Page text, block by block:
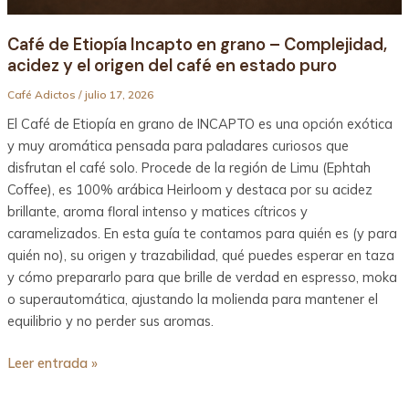
Café de Etiopía Incapto en grano – Complejidad,
acidez y el origen del café en estado puro
Café Adictos / julio 17, 2026
El Café de Etiopía en grano de INCAPTO es una opción exótica
y muy aromática pensada para paladares curiosos que
disfrutan el café solo. Procede de la región de Limu (Ephtah
Coffee), es 100% arábica Heirloom y destaca por su acidez
brillante, aroma floral intenso y matices cítricos y
caramelizados. En esta guía te contamos para quién es (y para
quién no), su origen y trazabilidad, qué puedes esperar en taza
y cómo prepararlo para que brille de verdad en espresso, moka
o superautomática, ajustando la molienda para mantener el
equilibrio y no perder sus aromas.
Leer entrada »